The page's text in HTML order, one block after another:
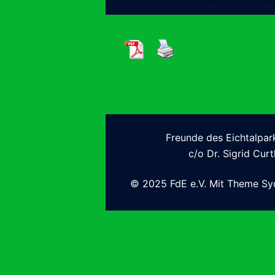
Freunde des
c/o Dr. Sigrid
© 2025 FdE e.V. Mit Theme